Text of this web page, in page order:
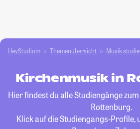
HeyStudium Themenübersicht Musik
Kirchenmusik in
Hier findest du alle Studiengänge zum
Rottenburg.
Klick auf die Studiengangs-Profile,